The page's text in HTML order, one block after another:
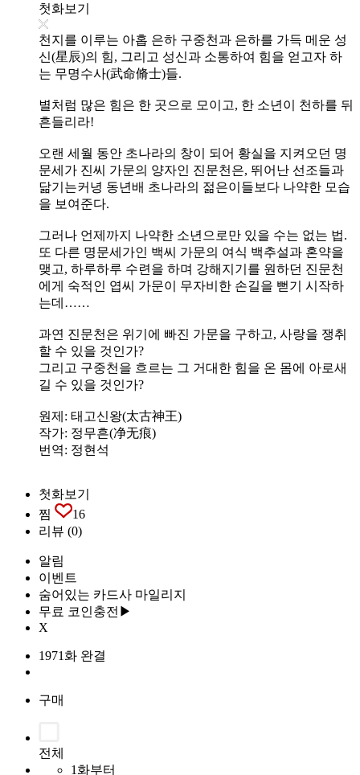
첫화보기
천지를 이루는 아홉 은하 구중천과 은하를 가득 메운 성
신(星辰)의 힘, 그리고 성신과 소통하여 힘을 얻고자 하
는 무명수사(武命脩士)들.
별처럼 많은 힘은 한 곳으로 모이고, 한 소년이 천하를 뒤
흔들리라!
오랜 세월 동안 초나라의 창이 되어 황실을 지켜오던 명
문세가 진씨 가문의 양자인 진문천은, 뛰어난 선조들과
닮기는커녕 동년배 초나라의 젊은이들보다 나약한 모습
을 보여준다.
그러나 언제까지 나약한 소년으로만 있을 수는 없는 법.
또 다른 명문세가인 백씨 가문의 여식 백추설과 혼약을
맺고, 하루하루 수련을 하며 강해지기를 원하던 진문천
에게 숙적인 엽씨 가문이 무자비한 손길을 뻗기 시작하
는데……
과연 진문천은 위기에 빠진 가문을 구하고, 사랑을 쟁취
할 수 있을 것인가?
그리고 구중천을 흐르는 그 거대한 힘을 온 몸에 아로새
길 수 있을 것인가?
원제: 태고신왕(太古神王)
작가: 정무흔(净无痕)
번역: 정현석
첫화보기
찜
16
리뷰 (0)
알림
이벤트
숨어있는 카드사 마일리지
무료 코인충전▶
X
1971화 완결
구매
전체
1화부터